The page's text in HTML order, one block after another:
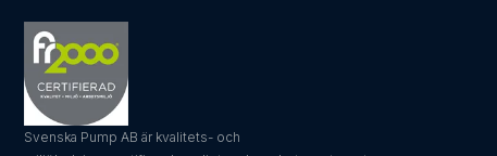
Svenska Pump AB är kvalitets- och